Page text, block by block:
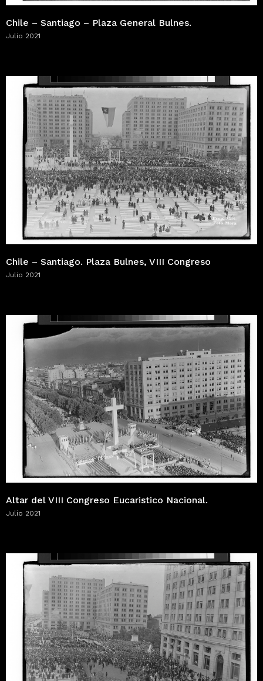
Chile – Santiago – Plaza General Bulnes.
Julio 2021
Chile – Santiago. Plaza Bulnes, VIII Congreso
Julio 2021
Altar del VIII Congreso Eucaristico Nacional.
Julio 2021